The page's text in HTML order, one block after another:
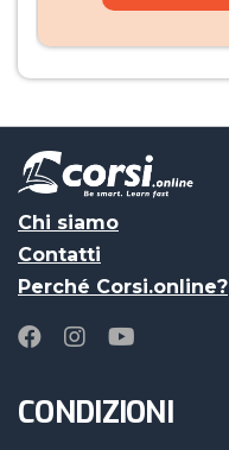
Chi siamo
Contatti
Perché Corsi.online?
CONDIZIONI